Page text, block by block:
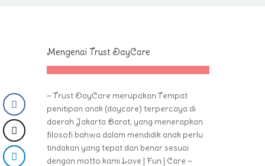
Mengenai Trust DayCare
~ Trust DayCare merupakan Tempat
penitipan anak (daycare) terpercaya di
daerah Jakarta Barat, yang menerapkan
filosofi bahwa dalam mendidik anak perlu
tindakan yang tepat dan benar sesuai
dengan motto kami Love | Fun | Care ~